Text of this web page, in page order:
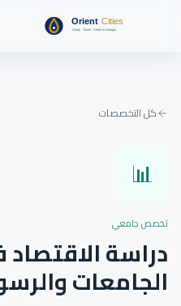
كل التخصصات
📊
تخصص جامعي
دراسة
الجامعات